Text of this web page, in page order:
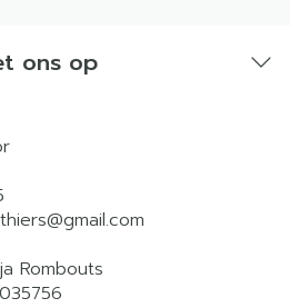
ons op
gmail.com
Rombouts